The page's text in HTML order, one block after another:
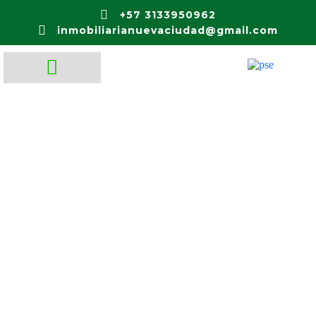
+57 3133950962
inmobiliarianuevaciudad@gmail.com